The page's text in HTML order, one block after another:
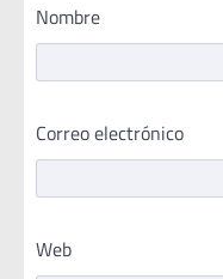
Nombre
Correo electrónico
Web